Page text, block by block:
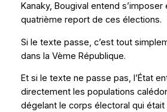
Kanaky, Bougival entend s’imposer
quatrième report de ces élections.
Si le texte passe, c’est tout
dans la Vème République.
Et si le texte ne passe pas, l’État
directement les populations
dégelant le corps électoral qui était